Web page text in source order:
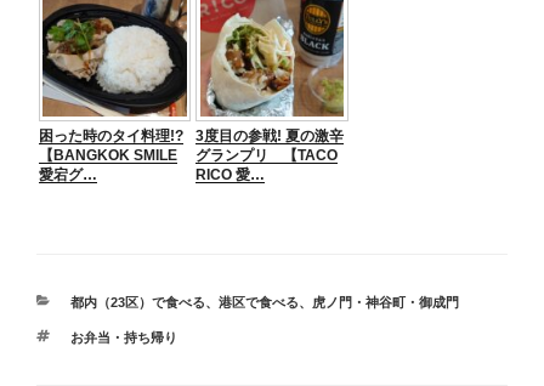
困った時のタイ料理!?
【BANGKOK SMILE
愛宕グ…
3度目の参戦! 夏の激辛
グランプリ 【TACO
RICO 愛…
カ
ゴ
都内（23区）で食べる、 港区で食べる、 虎ノ門・神谷町・御成門
タ
お弁当・持ち帰り